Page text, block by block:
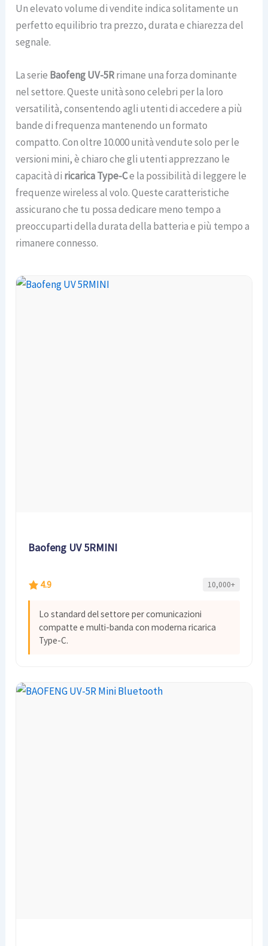
Un elevato volume di vendite indica solitamente un
perfetto equilibrio tra prezzo, durata e chiarezza del
segnale.
La serie Baofeng UV-5Rrimane una forza dominante
nel settore. Queste unità sono celebri per la loro
versatilità, consentendo agli utenti di accedere a più
bande di frequenza mantenendo un formato
compatto. Con oltre 10.000 unità vendute solo per le
versioni mini, è chiaro che gli utenti apprezzano le
capacità di ricarica Type-Ce la possibilità di leggere le
frequenze wireless al volo. Queste caratteristiche
assicurano che tu possa dedicare meno tempo a
preoccuparti della durata della batteria e più tempo a
rimanere connesso.
Baofeng UV 5RMINI
4.9 10,000+
Lo standard del settore per comunicazioni
compatte e multi-banda con moderna ricarica
Type-C.